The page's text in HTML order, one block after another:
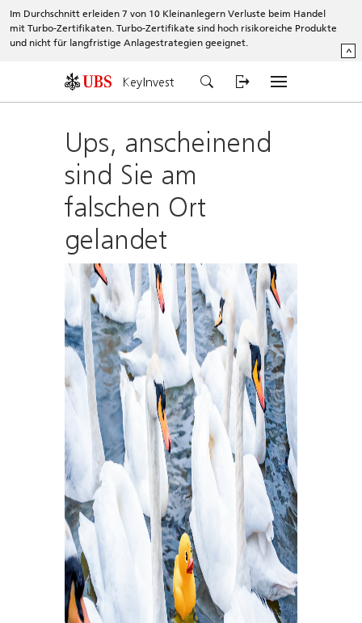
Im Durchschnitt erleiden 7 von 10 Kleinanlegern Verluste beim Handel
mit Turbo-Zertifikaten. Turbo-Zertifikate sind hoch risikoreiche Produkte
und nicht für langfristige Anlagestrategien geeignet.
^
KeyInvest
Ups, anscheinend
sind Sie am
falschen Ort
gelandet